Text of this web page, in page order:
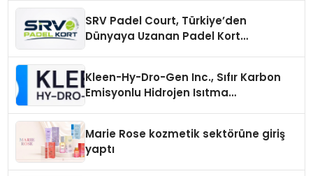
SRV Padel Court, Türkiye’den
Dünyaya Uzanan Padel Kort
Kleen-Hy-Dro-Gen Inc., Sıfır Karbon
Emisyonlu Hidrojen Isıtma
Marie Rose kozmetik sektörüne giriş
yaptı